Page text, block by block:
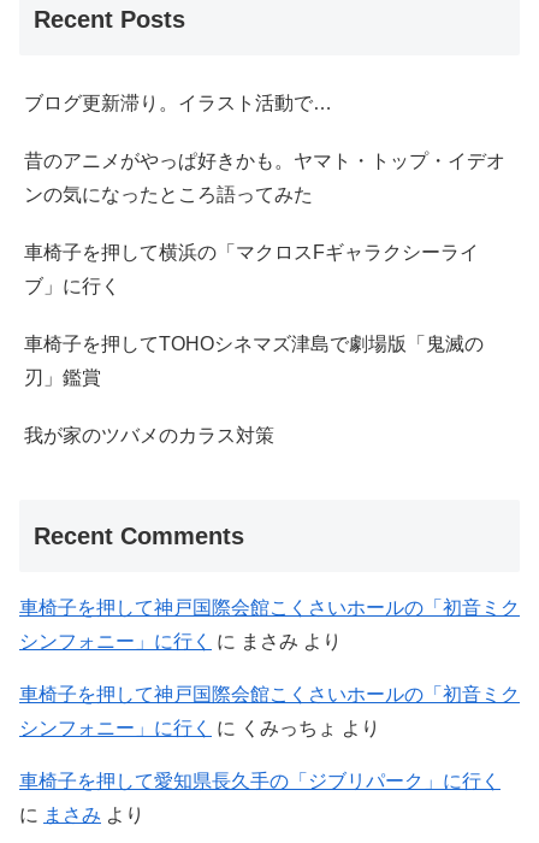
Recent Posts
ブログ更新滞り。イラスト活動で…
昔のアニメがやっぱ好きかも。ヤマト・トップ・イデオ
ンの気になったところ語ってみた
車椅子を押して横浜の「マクロスFギャラクシーライ
ブ」に行く
車椅子を押してTOHOシネマズ津島で劇場版「鬼滅の
刃」鑑賞
我が家のツバメのカラス対策
Recent Comments
車椅子を押して神戸国際会館こくさいホールの「初音ミク
シンフォニー」に行く
に まさみ より
車椅子を押して神戸国際会館こくさいホールの「初音ミク
シンフォニー」に行く
に くみっちょ より
車椅子を押して愛知県長久手の「ジブリパーク」に行く
に まさみ より